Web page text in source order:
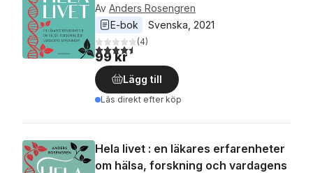
Av Anders Rosengren
E-bok
Svenska 2021
4,5utav 5 stjärnor. Totalt antal röster:
(4)
99 kr
Lägg till
Läs direkt efter köp
Hela livet : en läkares erfarenheter
om hälsa, forskning och vardagens